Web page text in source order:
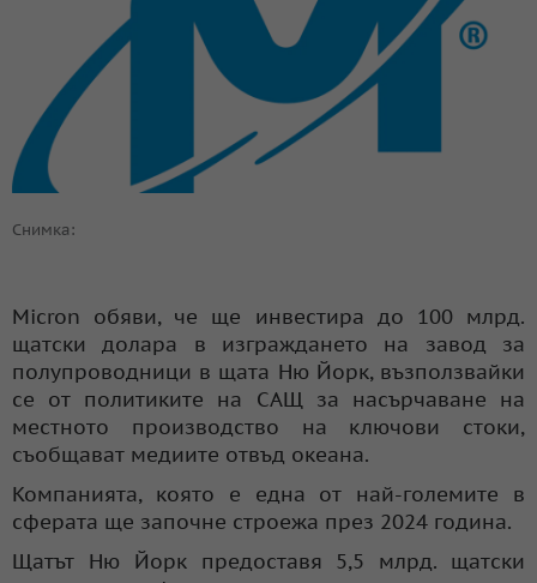
Снимка:
Micron обяви, че ще инвестира до 100 млрд.
щатски долара в изграждането на завод за
полупроводници в щата Ню Йорк, възползвайки
се от политиките на САЩ за насърчаване на
местното производство на ключови стоки,
съобщават медиите отвъд океана.
Компанията, която е една от най-големите в
сферата ще започне строежа през 2024 година.
Щатът Ню Йорк предоставя 5,5 млрд. щатски